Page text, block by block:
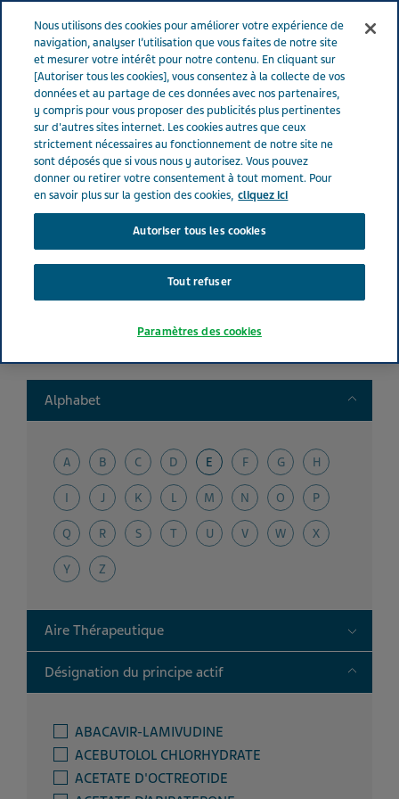
Menu
France Nos Produits Product catalog
Liste de nos médicaments
Search
Filtres clairs
Alphabet Toggle
A B C D E F G H
I J K L M N O P
Q R S T U V W X
Y Z
Aire Thérapeutique Toggle
Désignation du principe actif Toggle
ABACAVIR-LAMIVUDINE
ACEBUTOLOL CHLORHYDRATE
ACETATE D'OCTREOTIDE
Nous utilisons des cookies pour améliorer votre expérience de
navigation, analyser l’utilisation que vous faites de notre site
et mesurer votre intérêt pour notre contenu. En cliquant sur
[Autoriser tous les cookies], vous consentez à la collecte de vos
données et au partage de ces données avec nos partenaires,
y compris pour vous proposer des publicités plus pertinentes
sur d'autres sites internet. Les cookies autres que ceux
strictement nécessaires au fonctionnement de notre site ne
sont déposés que si vous nous y autorisez. Vous pouvez
donner ou retirer votre consentement à tout moment. Pour
en savoir plus sur la gestion des cookies, cliquez ici
Autoriser tous les cookies
Tout refuser
Paramètres des cookies